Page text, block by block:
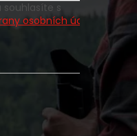
s
osobních údajů